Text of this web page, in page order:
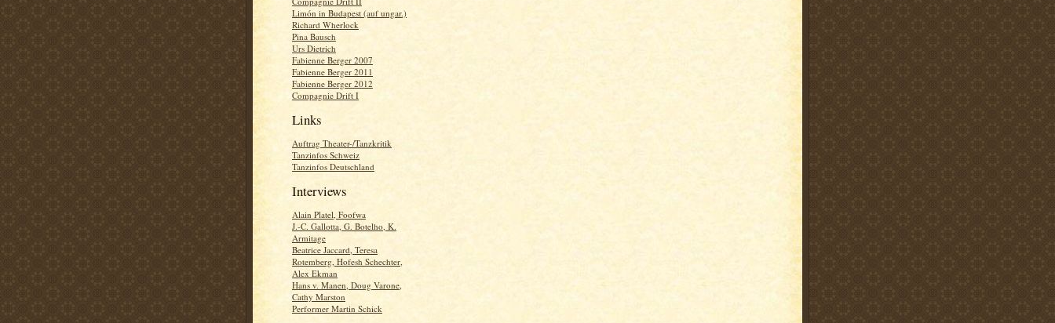
Limón in Budapest (auf ungar.)
Richard Wherlock
Pina Bausch
Urs Dietrich
Fabienne Berger 2007
Fabienne Berger 2011
Fabienne Berger 2012
Compagnie Drift I
Links
Auftrag Theater-/Tanzkritik
Tanzinfos Schweiz
Tanzinfos Deutschland
Interviews
Alain Platel, Foofwa
J.-C. Gallotta, G. Botelho, K.
Armitage
Beatrice Jaccard, Teresa
Rotemberg, Hofesh Schechter,
Alex Ekman
Hans v. Manen, Doug Varone,
Cathy Marston
Performer Martin Schick